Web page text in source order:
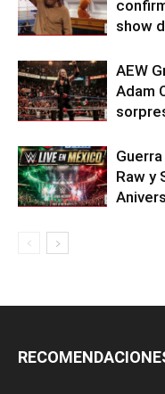
show
AEW
Adam
Raw y